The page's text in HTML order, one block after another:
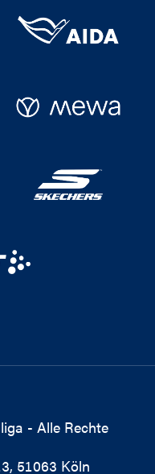
- Alle Rechte
51063 Köln